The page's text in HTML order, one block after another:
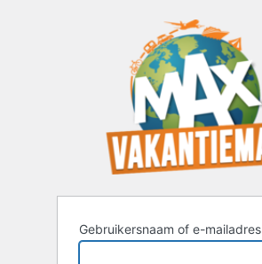
Gebruikersnaam of e-mailadres